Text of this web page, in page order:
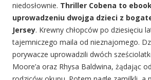
niedosłownie. Thriller Cobena to
uprowadzeniu dwojga dzieci z
Jersey. Krewny chłopców po dziesięciu
tajemniczego maila od nieznajomego.
porywacze uprowadzili dwóch
Moore’a oraz Rhysa Baldwina, żądając